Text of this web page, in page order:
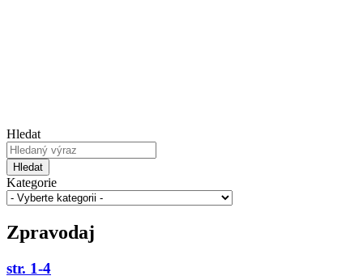
Hledat
Hledat
Kategorie
Zpravodaj
str. 1-4